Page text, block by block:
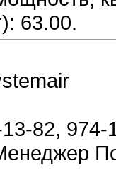
63.00.
82, 974-